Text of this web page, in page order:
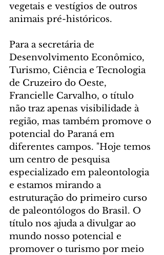
vegetais e vestígios de outros
animais pré-históricos.
Para a secretária de
Desenvolvimento Econômico,
Turismo, Ciência e Tecnologia
de Cruzeiro do Oeste,
Francielle Carvalho, o título
não traz apenas visibilidade à
região, mas também promove o
potencial do Paraná em
diferentes campos. "Hoje temos
um centro de pesquisa
especializado em paleontologia
e estamos mirando a
estruturação do primeiro curso
de paleontólogos do Brasil. O
título nos ajuda a divulgar ao
mundo nosso potencial e
promover o turismo por meio